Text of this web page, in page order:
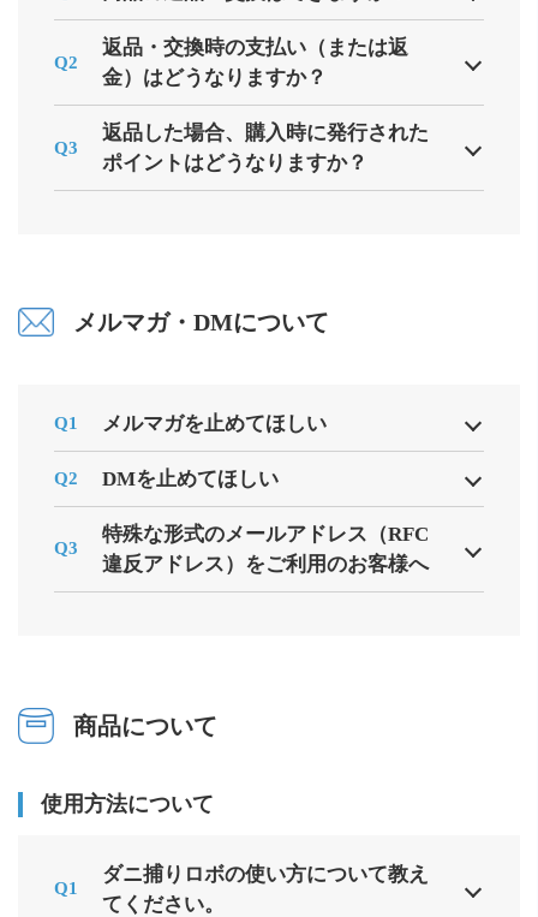
Q2
返品・交換時の支払い（または返
金）はどうなりますか？
Q3
返品した場合、購入時に発行された
ポイントはどうなりますか？
メルマガ・DMについて
Q1 メルマガを止めてほしい
Q2 DMを止めてほしい
Q3
特殊な形式のメールアドレス（RFC
違反アドレス）をご利用のお客様へ
商品について
使用方法について
Q1
ダニ捕りロボの使い方について教え
てください。